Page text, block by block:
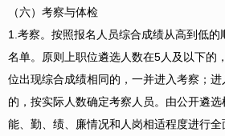
（六）考察与体检
1.考察。 按照报名人员综合成绩从高到低的
名单。原则上职位遴选人数在5人及以下的
位出现综合成绩相同的，一并进入考察；
的，按实际人数确定考察人员。由公开遴选
能、勤、绩、廉情况和人岗相适程度进行